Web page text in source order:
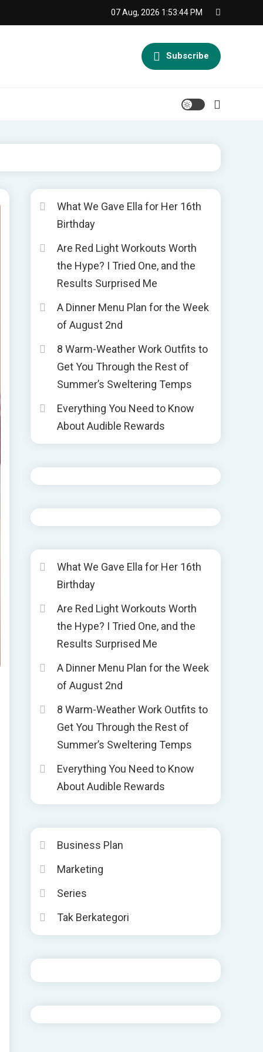
07 Aug, 2026 1:53:45 PM
Subscribe
What We Gave Ella for Her 16th
Birthday
Are Red Light Workouts Worth
the Hype? I Tried One, and the
Results Surprised Me
A Dinner Menu Plan for the Week
of August 2nd
8 Warm-Weather Work Outfits to
Get You Through the Rest of
Summer’s Sweltering Temps
Everything You Need to Know
About Audible Rewards
What We Gave Ella for Her 16th
Birthday
Are Red Light Workouts Worth
the Hype? I Tried One, and the
Results Surprised Me
A Dinner Menu Plan for the Week
of August 2nd
8 Warm-Weather Work Outfits to
Get You Through the Rest of
Summer’s Sweltering Temps
Everything You Need to Know
About Audible Rewards
Business Plan
Marketing
Series
Tak Berkategori